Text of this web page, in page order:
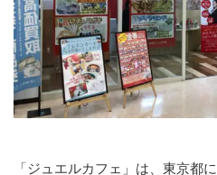
「ジュエルカフェ」は、東京都